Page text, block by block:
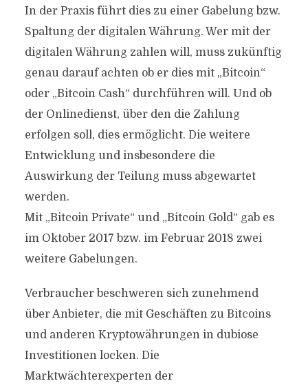
In der Praxis führt dies zu einer Gabelung bzw.
Spaltung der digitalen Währung. Wer mit der
digitalen Währung zahlen will, muss zukünftig
genau darauf achten ob er dies mit „Bitcoin“
oder „Bitcoin Cash“ durchführen will. Und ob
der Onlinedienst, über den die Zahlung
erfolgen soll, dies ermöglicht. Die weitere
Entwicklung und insbesondere die
Auswirkung der Teilung muss abgewartet
werden.
Mit „Bitcoin Private“ und „Bitcoin Gold“ gab es
im Oktober 2017 bzw. im Februar 2018 zwei
weitere Gabelungen.
Verbraucher beschweren sich zunehmend
über Anbieter, die mit Geschäften zu Bitcoins
und anderen Kryptowährungen in dubiose
Investitionen locken. Die
Marktwächterexperten der